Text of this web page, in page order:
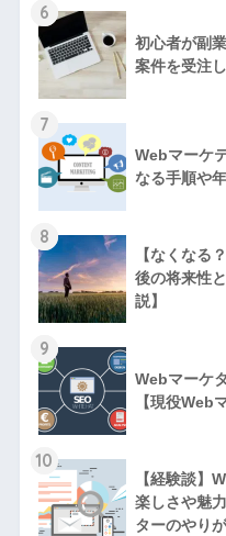
6
初心者が副
案件を受注
7
Webマーケ
なる手順や
8
【なくなる
後の将来性
説】
9
Webマーケ
【現役Web
10
【経験談】
楽しさや魅
ターのやり